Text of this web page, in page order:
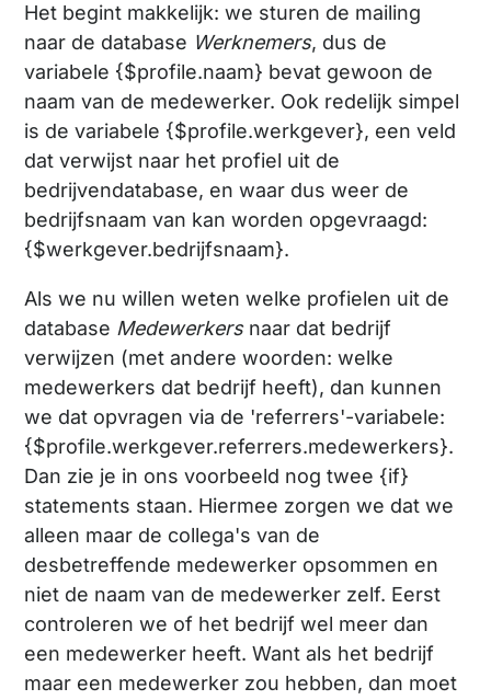
Het begint makkelijk: we sturen de mailing
naar de database Werknemers, dus de
variabele {$profile.naam} bevat gewoon de
naam van de medewerker. Ook redelijk simpel
is de variabele {$profile.werkgever}, een veld
dat verwijst naar het profiel uit de
bedrijvendatabase, en waar dus weer de
bedrijfsnaam van kan worden opgevraagd:
{$werkgever.bedrijfsnaam}.
Als we nu willen weten welke profielen uit de
database Medewerkersnaar dat bedrijf
verwijzen (met andere woorden: welke
medewerkers dat bedrijf heeft), dan kunnen
we dat opvragen via de 'referrers'-variabele:
{$profile.werkgever.referrers.medewerkers}.
Dan zie je in ons voorbeeld nog twee {if}
statements staan. Hiermee zorgen we dat we
alleen maar de collega's van de
desbetreffende medewerker opsommen en
niet de naam van de medewerker zelf. Eerst
controleren we of het bedrijf wel meer dan
een medewerker heeft. Want als het bedrijf
maar een medewerker zou hebben, dan moet